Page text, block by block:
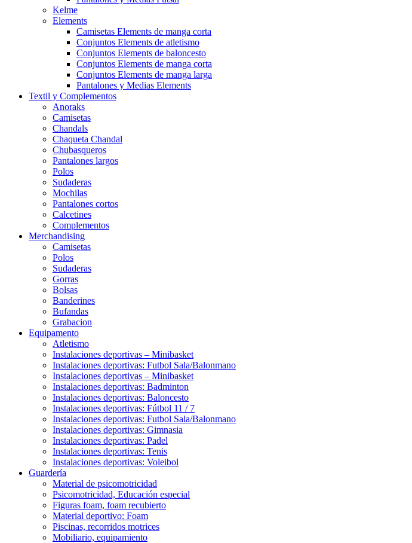
Kelme
Elements
Camisetas Elements de manga corta
Conjuntos Elements de atletismo
Conjuntos Elements de baloncesto
Conjuntos Elements de manga corta
Conjuntos Elements de manga larga
Pantalones y Medias Elements
Textil y Complementos
Anoraks
Camisetas
Chandals
Chaqueta Chandal
Chubasqueros
Pantalones largos
Polos
Sudaderas
Mochilas
Pantalones cortos
Calcetines
Complementos
Merchandising
Camisetas
Polos
Sudaderas
Gorras
Bolsas
Banderines
Bufandas
Grabacion
Equipamento
Atletismo
Instalaciones deportivas – Minibasket
Instalaciones deportivas: Futbol Sala/Balonmano
Instalaciones deportivas – Minibasket
Instalaciones deportivas: Badminton
Instalaciones deportivas: Baloncesto
Instalaciones deportivas: Fútbol 11 / 7
Instalaciones deportivas: Futbol Sala/Balonmano
Instalaciones deportivas: Gimnasia
Instalaciones deportivas: Padel
Instalaciones deportivas: Tenis
Instalaciones deportivas: Voleibol
Guardería
Material de psicomotricidad
Psicomotricidad, Educación especial
Figuras foam, foam recubierto
Material deportivo: Foam
Piscinas, recorridos motrices
Mobiliario, equipamiento